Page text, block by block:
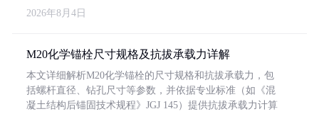
2026年8月4日
M20化学锚栓尺寸规格及抗拔承载力详解
本文详细解析M20化学锚栓的尺寸规格和抗拔承载力，包
括螺杆直径、钻孔尺寸等参数，并依据专业标准（如《混
凝土结构后锚固技术规程》JGJ 145）提供抗拔承载力计算